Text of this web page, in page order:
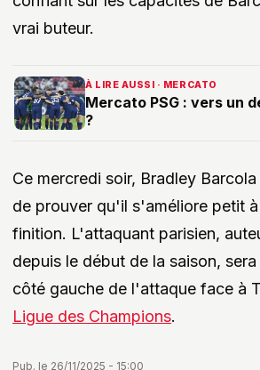
vrai buteur.
À LIRE AUSSI · MERCATO
Mercato PSG : vers un
?
Ce mercredi soir, Bradley
de prouver qu'il s'améliore petit
finition. L'attaquant parisien,
depuis le début de la saison,
côté gauche de l'attaque face à
Ligue des Champions.
Pub. le 26/11/2025 - 15:00